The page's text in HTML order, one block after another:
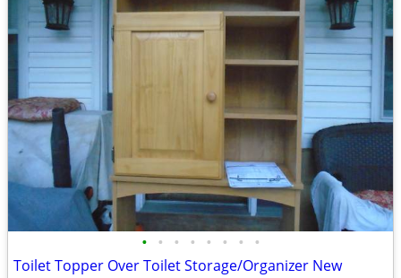
• • • • • • • •
Toilet Topper Over Toilet Storage/Organizer New